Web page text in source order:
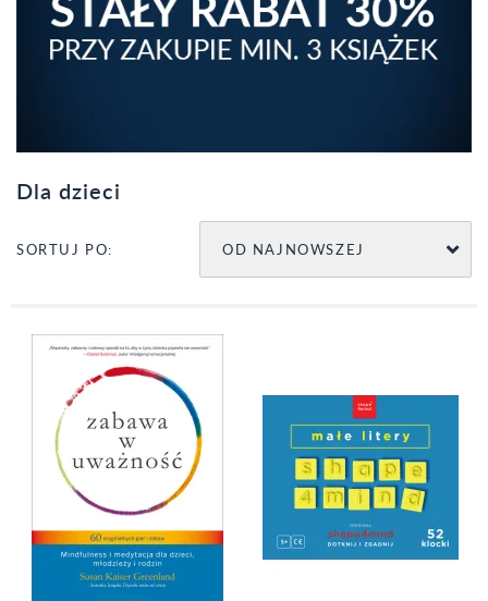
Dla dzieci
SORTUJ PO: OD NAJNOWSZEJ